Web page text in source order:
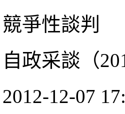
爭性談判
政采談（
12-07